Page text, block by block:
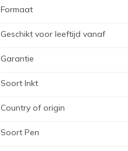
Formaat
Geschikt voor leeftijd vanaf
Garantie
Soort Inkt
Country of origin
Soort Pen